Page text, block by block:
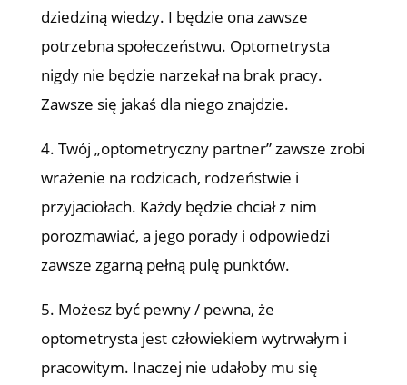
dziedziną wiedzy. I będzie ona zawsze
potrzebna społeczeństwu. Optometrysta
nigdy nie będzie narzekał na brak pracy.
Zawsze się jakaś dla niego znajdzie.
4. Twój „optometryczny partner” zawsze zrobi
wrażenie na rodzicach, rodzeństwie i
przyjaciołach. Każdy będzie chciał z nim
porozmawiać, a jego porady i odpowiedzi
zawsze zgarną pełną pulę punktów.
5. Możesz być pewny / pewna, że
optometrysta jest człowiekiem wytrwałym i
pracowitym. Inaczej nie udałoby mu się